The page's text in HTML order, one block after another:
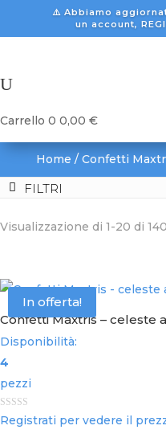
⚠️ Abbiamo
un account,
U
Carrello 0 0,00 €
Home / Confetti
FILTRI
Visualizzazione di 1-20 di
In offerta!
Confetti Maxtris – celeste
Disponibilità:
4
pezzi
0
o
Registrati per vedere il